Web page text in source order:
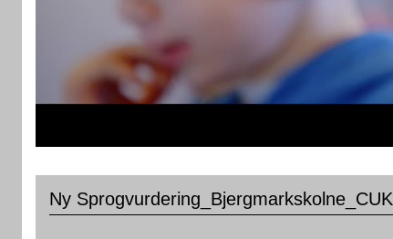
Ny Sprogvurdering_Bjergmarkskolne_CUK